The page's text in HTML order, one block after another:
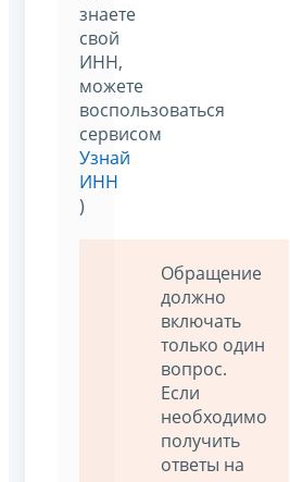
знаете
свой
ИНН,
можете
воспользоваться
сервисом
Узнай
ИНН
)
Обращение
должно
включать
только один
вопрос.
Если
необходимо
получить
ответы на